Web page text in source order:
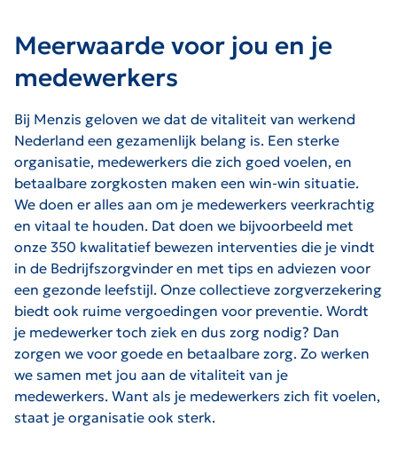
Meerwaarde voor jou en je
medewerkers
Bij Menzis geloven we dat de vitaliteit van werkend
Nederland een gezamenlijk belang is. Een sterke
organisatie, medewerkers die zich goed voelen, en
betaalbare zorgkosten maken een win-win situatie.
We doen er alles aan om je medewerkers veerkrachtig
en vitaal te houden. Dat doen we bijvoorbeeld met
onze 350 kwalitatief bewezen interventies die je vindt
in de Bedrijfszorgvinder en met tips en adviezen voor
een gezonde leefstijl. Onze collectieve zorgverzekering
biedt ook ruime vergoedingen voor preventie. Wordt
je medewerker toch ziek en dus zorg nodig? Dan
zorgen we voor goede en betaalbare zorg. Zo werken
we samen met jou aan de vitaliteit van je
medewerkers. Want als je medewerkers zich fit voelen,
staat je organisatie ook sterk.